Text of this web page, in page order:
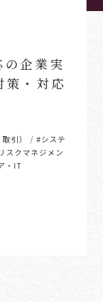
企業実
策・対応
引） /#システ
スクマネジメン
・IT